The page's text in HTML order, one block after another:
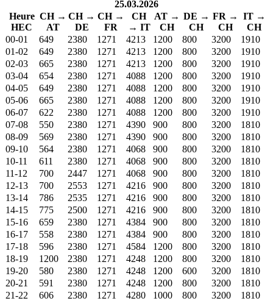
25.03.2026
Heure
HEC
CH →
AT
CH →
DE
CH →
FR
CH
→ IT
AT →
CH
DE →
CH
FR →
CH
IT →
CH
00-01
649 2380 1271 4213 1200 800 3200
1910
01-02
649 2380 1271 4213 1200 800 3200
1910
02-03
665 2380 1271 4213 1200 800 3200
1910
03-04
654 2380 1271 4088 1200 800 3200
1910
04-05
649 2380 1271 4088 1200 800 3200
1910
05-06
665 2380 1271 4088 1200 800 3200
1910
06-07
622 2380 1271 4088 1200 800 3200
1910
07-08
550 2380 1271 4390 900 800 3200
1810
08-09
569 2380 1271 4390 900 800 3200
1810
09-10
564 2380 1271 4068 900 800 3200
1810
10-11
611 2380 1271 4068 900 800 3200
1810
11-12
700 2447 1271 4068 900 800 3200
1810
12-13
700 2553 1271 4216 900 800 3200
1810
13-14
786 2535 1271 4216 900 800 3200
1810
14-15
775 2500 1271 4216 900 800 3200
1810
15-16
659 2380 1271 4384 900 800 3200
1810
16-17
558 2380 1271 4384 900 800 3200
1810
17-18
596 2380 1271 4584 1200 800 3200
1810
18-19
1200 2380 1271 4248 1200 800 3200
1810
19-20
580 2380 1271 4248 1200 600 3200
1810
20-21
591 2380 1271 4248 1200 800 3200
1810
21-22
606 2380 1271 4280 1000 800 3200 1810